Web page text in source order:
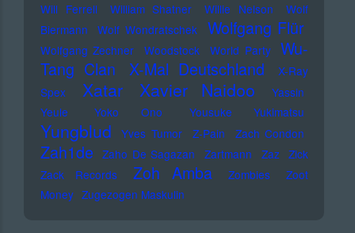
Will Ferrell
William Shatner Willie Nelson
Wolf
Biermann
Wolf Wondratschek Wolfgang Flür
Wolfgang Zechner Woodstock World Party
Wu-
Tang Clan
X-Mal Deutschland
X-Ray
Spex
Xatar Xavier Naidoo
Yassin
Yeule
Yoko Ono Yousuke Yukimatsu
Yungblud Yves Tumor Z-Pain Zach Condon
Zah1de Zaho De Sagazan Zartmann Zaz Zick
Zack Records
Zoh Amba Zombies
Zoot
Money Zugezogen Maskulin